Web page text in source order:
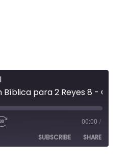
00:00 /
SUBSCRIBE SHARE